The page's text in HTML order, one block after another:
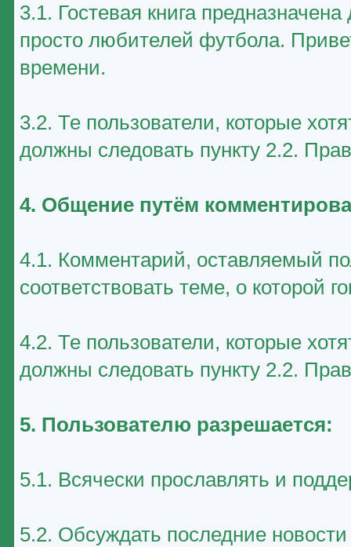
3.1. Гостевая книга
просто любителей футбола.
времени.
3.2. Те пользователи, которые
должны следовать пункту 2.2.
4. Общение путём
4.1. Комментарий, оставляемый
соответствовать теме, о которой
4.2. Те пользователи, которые
должны следовать пункту 2.2.
5. Пользователю разрешается:
5.1. Всячески прославлять и
5.2. Обсуждать последние